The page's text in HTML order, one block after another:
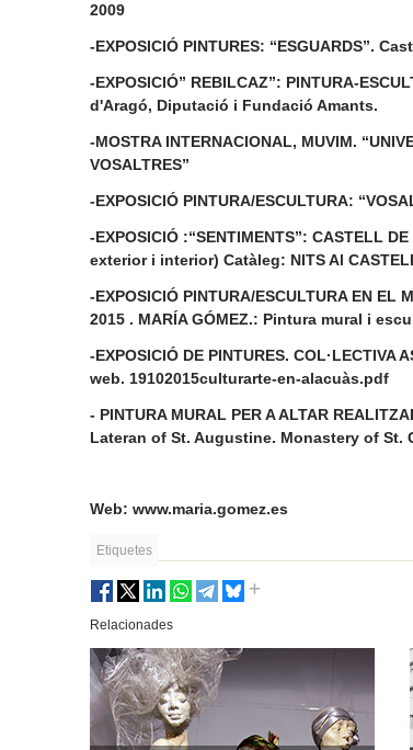
2009
-EXPOSICIÓ PINTURES: “ESGUARDS”.
-EXPOSICIÓ” REBILCAZ”: PINTURA-
d'Aragó, Diputació i Fundació Amants.
-MOSTRA INTERNACIONAL, MUVIM.
VOSALTRES”
-EXPOSICIÓ PINTURA/ESCULTURA:
-EXPOSICIÓ :“SENTIMENTS”: CASTELL
exterior i interior) Catàleg: NITS Al
-EXPOSICIÓ PINTURA/ESCULTURA EN EL
2015 . MARÍA GÓMEZ.: Pintura mural i
-EXPOSICIÓ DE PINTURES.
web. 19102015culturarte-en-alacuàs.pdf
- PINTURA MURAL PER A ALTAR
Lateran of St. Augustine. Monastery of St.
Web: www.maria.gomez.es
Etiquetes
Relacionades